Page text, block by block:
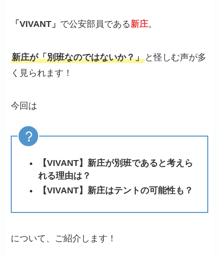
「VIVANT」 で公安部員である新庄。
新庄が「別班なのではないか？」 と怪しむ声が多
く見られます！
今回は
【VIVANT】新庄が別班であると考えら
れる理由は？
【VIVANT】新庄はテントの可能性も？
について、ご紹介します！